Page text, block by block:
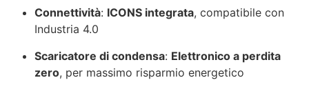
Connettività: ICONS integrata, compatibile con
Industria 4.0
Scaricatore di condensa: Elettronico a perdita
zero, per massimo risparmio energetico